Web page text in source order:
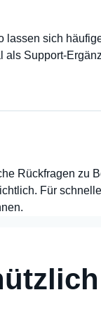
lassen sich
Support-
Rückfragen zu
Für